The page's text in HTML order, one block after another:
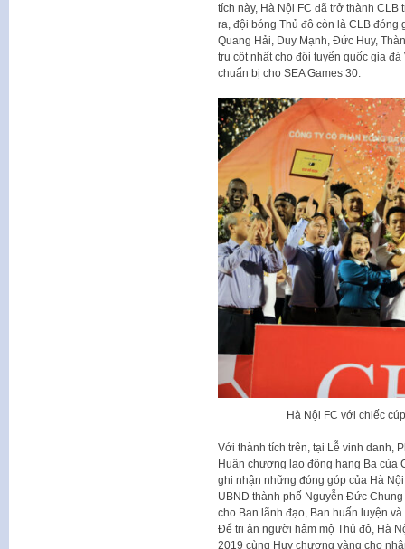
tích này, Hà Nội FC đã trở thành
ra, đội bóng Thủ đô còn là CLB đóng
Quang Hải, Duy Mạnh, Đức Huy,
trụ cột nhất cho đội tuyển quốc gia
chuẩn bị cho SEA Games 30.
Hà Nội FC với chiếc
Với thành tích trên, tại Lễ vinh danh,
Huân chương lao động hạng Ba của
ghi nhận những đóng góp của Hà
UBND thành phố Nguyễn Đức
cho Ban lãnh đạo, Ban huấn luyện
Để tri ân người hâm mộ Thủ đô, Hà
2019 cùng Huy chương vàng cho